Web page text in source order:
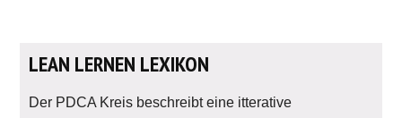
LEAN LERNEN LEXIKON
Der PDCA Kreis beschreibt eine itterative